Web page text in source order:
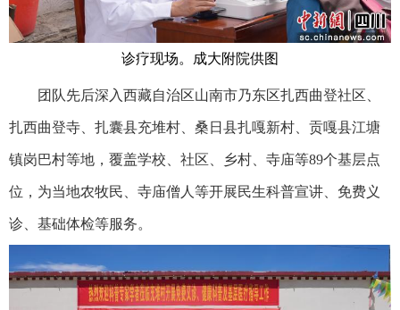
诊疗现场。成大附院供图
团队先后深入西藏自治区山南市乃东区扎西曲登社区、
扎西曲登寺、扎囊县充堆村、桑日县扎嘎新村、贡嘎县江塘
镇岗巴村等地，覆盖学校、社区、乡村、寺庙等89个基层点
位，为当地农牧民、寺庙僧人等开展民生科普宣讲、免费义
诊、基础体检等服务。